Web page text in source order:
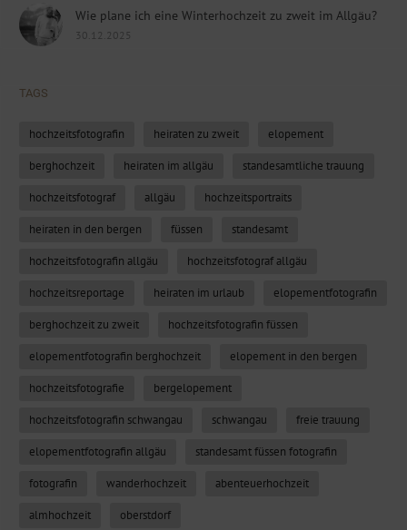
Wie plane ich eine Winterhochzeit zu zweit im Allgäu?
30.12.2025
TAGS
hochzeitsfotografin heiraten zu zweit elopement
berghochzeit heiraten im allgäu standesamtliche trauung
hochzeitsfotograf allgäu hochzeitsportraits
heiraten in den bergen füssen standesamt
hochzeitsfotografin allgäu hochzeitsfotograf allgäu
hochzeitsreportage heiraten im urlaub elopementfotografin
berghochzeit zu zweit hochzeitsfotografin füssen
elopementfotografin berghochzeit elopement in den bergen
hochzeitsfotografie bergelopement
hochzeitsfotografin schwangau schwangau freie trauung
elopementfotografin allgäu standesamt füssen fotografin
fotografin wanderhochzeit abenteuerhochzeit
almhochzeit oberstdorf